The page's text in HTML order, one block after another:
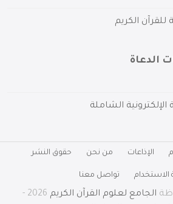
الكريم
الدعاة
الشاملة
الإذاعات من نحن حقوق النشر
الاستخدام تواصل معنا
الجامع لعلوم القرآن الكريم
2026 -